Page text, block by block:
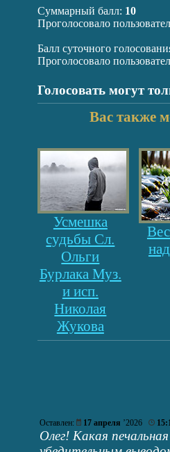
Суммарный балл: 10
Проголосовало
Балл суточного
Проголосовало
Голосовать могут
Вас также
Усмешка
судьбы Сл.
Ольги
Бурлака Муз.
и исп.
Николая
Жукова
Оставлен: 17 апреля ’2026
Олег! Какая